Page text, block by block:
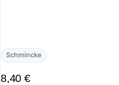
Schmincke
8,40€